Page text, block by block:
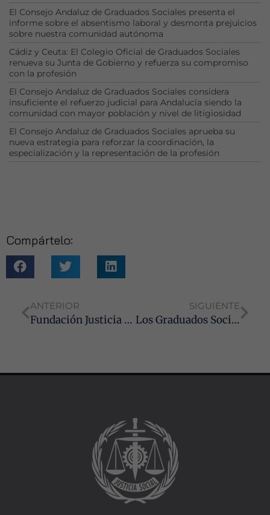
El Consejo Andaluz de Graduados Sociales presenta el
informe sobre el absentismo laboral y desmonta prejuicios
sobre nuestra comunidad autónoma
Cádiz y Ceuta: El Colegio Oficial de Graduados Sociales
renueva su Junta de Gobierno y refuerza su compromiso
con la profesión
El Consejo Andaluz de Graduados Sociales considera
insuficiente el refuerzo judicial para Andalucía siendo la
comunidad con mayor población y nivel de litigiosidad
El Consejo Andaluz de Graduados Sociales aprueba su
nueva estrategia para reforzar la coordinación, la
especialización y la representación de la profesión
Compártelo:
ANTERIOR
Fundación Justicia Social: el malagyeño Raúl Sánchez Rueda, Premio Excelencia 2025 – Mejor Trabajo Fin de Grado en Relaciones Laborales y RRHH
SIGUIENTE
Los Graduados Sociales andaluces expresan su profundo pesar por la tragedia del incendio de Los Gallardos y trasladan su solidaridad a Almería
de la web, en
base a cómo
se usa la web.
Para que
nuestra web
funcione lo
durante tu
visita. Si
rechaza estas
mientras visitas
nuestro sitio,
ofertas